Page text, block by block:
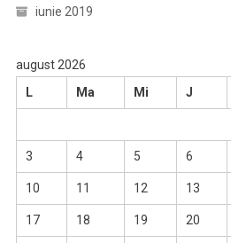
iunie 2019
august 2026
L
Ma Mi J
3 4 5 6
10 11 12 13
17 18 19 20